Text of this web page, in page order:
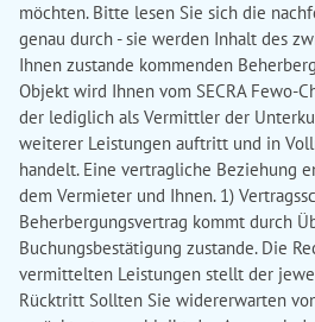
möchten. Bitte lesen Sie sich die
genau durch - sie werden Inhalt des
Ihnen zustande kommenden
Objekt wird Ihnen vom SECRA Fewo-
der lediglich als Vermittler der
weiterer Leistungen auftritt und in
handelt. Eine vertragliche Beziehung
dem Vermieter und Ihnen. 1)
Beherbergungsvertrag kommt durch
Buchungsbestätigung zustande. Die
vermittelten Leistungen stellt der
Rücktritt Sollten Sie widererwarten